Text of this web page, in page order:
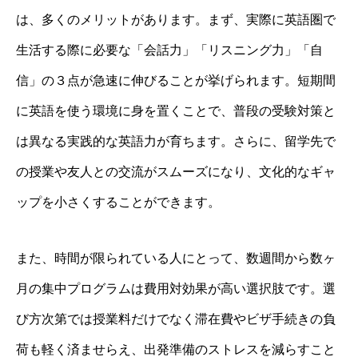
は、多くのメリットがあります。まず、実際に英語圏で
生活する際に必要な「会話力」「リスニング力」「自
信」の３点が急速に伸びることが挙げられます。短期間
に英語を使う環境に身を置くことで、普段の受験対策と
は異なる実践的な英語力が育ちます。さらに、留学先で
の授業や友人との交流がスムーズになり、文化的なギャ
ップを小さくすることができます。
また、時間が限られている人にとって、数週間から数ヶ
月の集中プログラムは費用対効果が高い選択肢です。選
び方次第では授業料だけでなく滞在費やビザ手続きの負
荷も軽く済ませらえ、出発準備のストレスを減らすこと